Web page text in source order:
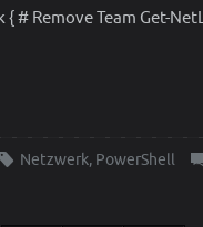
# Remove Team Get-
Netzwerk, PowerShell